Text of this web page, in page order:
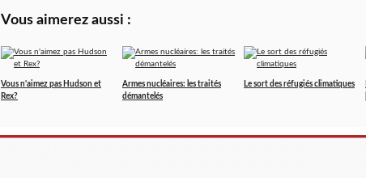
Vous aimerez aussi :
Vous n'aimez pas Hudson et
Rex?
Armes nucléaires: les traités
démantelés
Le sort des réfugiés climatiques